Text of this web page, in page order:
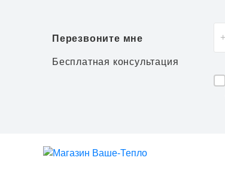
Перезвоните мне
Бесплатная консультация